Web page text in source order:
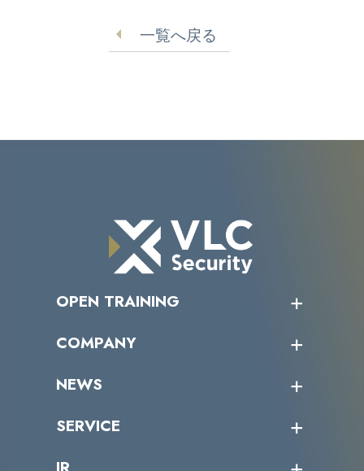
一覧へ戻る
OPEN TRAINING
受講者の声
COMPANY
トップメッセージ
ミッション／ビジョン
パートナー企業一覧
NEWS
サイバーニュース
SERVICE